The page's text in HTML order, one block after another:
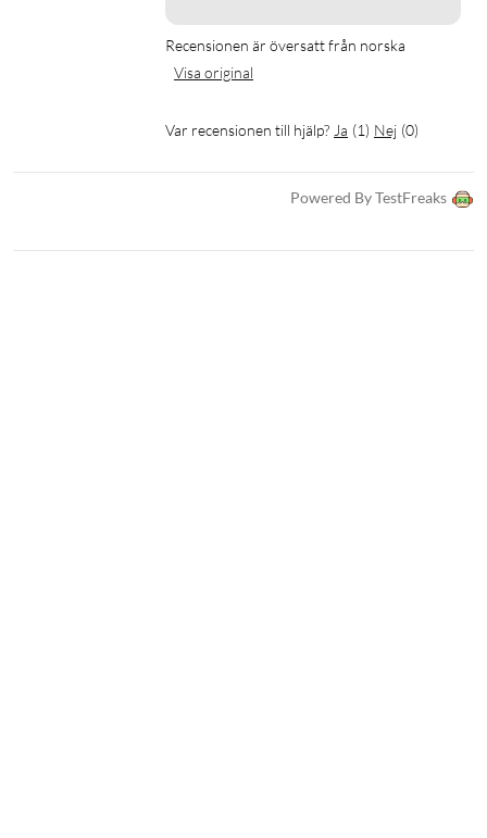
Recensionen är översatt från norska
Visa original
Var recensionen till hjälp? Ja (1) Nej (0)
Powered By TestFreaks